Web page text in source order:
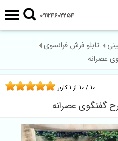
09124602254
تابلو فرش فرانسوی
عصرانه
گفتگوی عصرانه
10 / 10 از 1کاربر